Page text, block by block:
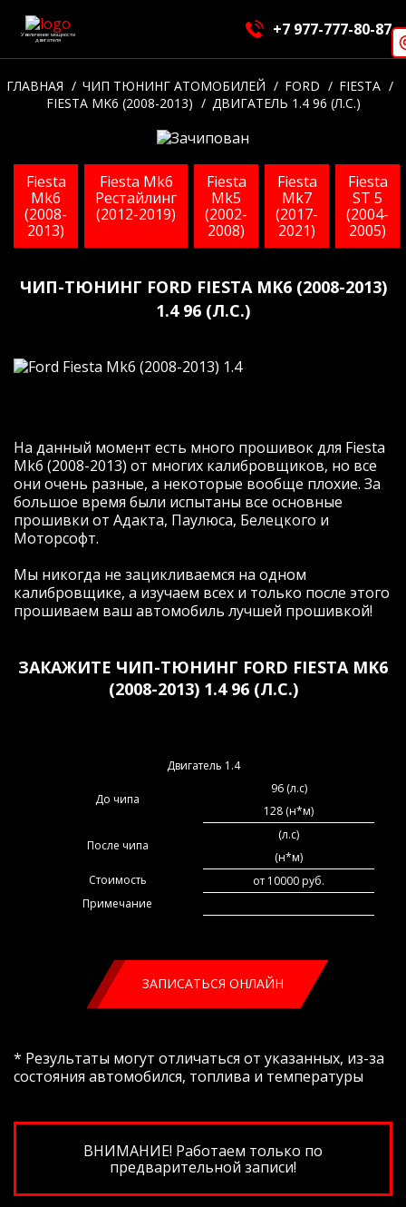
Увеличение мощности
двигателя
+7 977-777-80-87
ГЛАВНАЯ ЧИП ТЮНИНГ АТОМОБИЛЕЙ FORD
FIESTA
FIESTA MK6 (2008-2013)
ДВИГАТЕЛЬ 1.4 96 (Л.С.)
Fiesta
Mk6
(2008-
2013)
Fiesta Mk6
Рестайлинг
(2012-2019)
Fiesta
Mk5
(2002-
2008)
Fiesta
Mk7
(2017-
2021)
Fiesta
ST 5
(2004-
2005)
ЧИП-ТЮНИНГ FORD FIESTA MK6 (2008-2013)
1.4 96 (Л.С.)
На данный момент есть много прошивок для Fiesta
Mk6 (2008-2013) от многих калибровщиков, но все
они очень разные, а некоторые вообще плохие. За
большое время были испытаны все основные
прошивки от Адакта, Паулюса, Белецкого и
Моторсофт.
Мы никогда не зацикливаемся на одном
калибровщике, а изучаем всех и только после этого
прошиваем ваш автомобиль лучшей прошивкой!
ЗАКАЖИТЕ ЧИП-ТЮНИНГ FORD FIESTA MK6
(2008-2013) 1.4 96 (Л.С.)
Двигатель 1.4
До чипа
96 (л.с)
128 (н*м)
После чипа
(л.с)
(н*м)
Стоимость
от 10000 руб.
Примечание
ЗАПИСАТЬСЯ ОНЛАЙН
* Результаты могут отличаться от указанных, из-за
состояния автомобился, топлива и температуры
ВНИМАНИЕ! Работаем только по
предварительной записи!